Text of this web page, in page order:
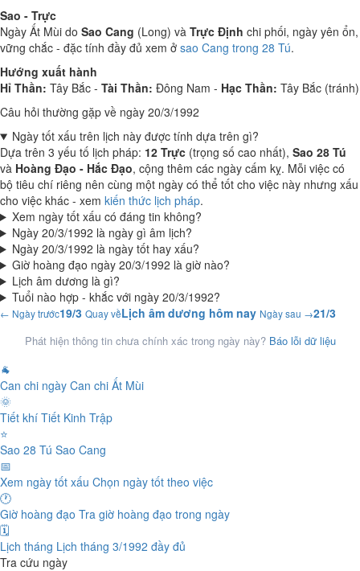
Sao - Trực
Ngày Ất Mùi do Sao Cang (Long) và Trực Định chi phối, ngày yên ổn,
vững chắc - đặc tính đầy đủ xem ở sao Cang trong 28 Tú.
Hướng xuất hành
Hỉ Thần: Tây Bắc - Tài Thần: Đông Nam - Hạc Thần: Tây Bắc (tránh)
Câu hỏi thường gặp về ngày 20/3/1992
Ngày tốt xấu trên lịch này được tính dựa trên gì?
Dựa trên 3 yếu tố lịch pháp: 12 Trực (trọng số cao nhất), Sao 28 Tú
và Hoàng Đạo - Hắc Đạo, cộng thêm các ngày cấm kỵ. Mỗi việc có
bộ tiêu chí riêng nên cùng một ngày có thể tốt cho việc này nhưng xấu
cho việc khác - xem kiến thức lịch pháp.
Xem ngày tốt xấu có đáng tin không?
Ngày 20/3/1992 là ngày gì âm lịch?
Ngày 20/3/1992 là ngày tốt hay xấu?
Giờ hoàng đạo ngày 20/3/1992 là giờ nào?
Lịch âm dương là gì?
Tuổi nào hợp - khắc với ngày 20/3/1992?
← Ngày trước19/3 Quay vềLịch âm dương hôm nay Ngày sau →21/3
Phát hiện thông tin chưa chính xác trong ngày này? Báo lỗi dữ liệu
🐐
Can chi ngày Can chi Ất Mùi
🌞
Tiết khí Tiết Kinh Trập
⭐
Sao 28 Tú Sao Cang
📅
Xem ngày tốt xấu Chọn ngày tốt theo việc
🕐
Giờ hoàng đạo Tra giờ hoàng đạo trong ngày
🗓️
Lịch tháng Lịch tháng 3/1992 đầy đủ
Tra cứu ngày